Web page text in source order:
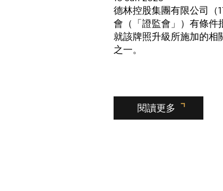
德林控股集團有限公司（
會（「證監會」）有條件
就該牌照升級所施加的相
之一。
閱讀更多